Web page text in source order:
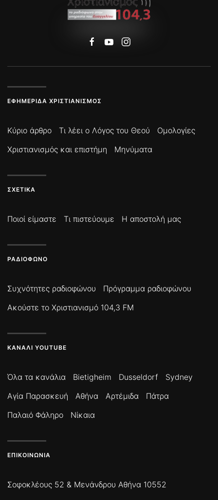
ΕΦΗΜΕΡΊΔΑ ΧΡΙΣΤΙΑΝΙΣΜΌΣ
Κύριο άρθρο Τι λέει ο Λόγος του Θεού
Ομολογίες
Χριστιανισμός και επιστήμη
Μηνύματα
ΣΧΕΤΙΚΆ
Ποιοί είμαστε Τι πιστεύουμε Η αποστολή μας
ΡΑΔΙΌΦΩΝΟ
Συχνότητες ραδιοφώνου
Πρόγραμμα ραδιοφώνου
Ακούστε το Χριστιανισμό 104,3 FM
ΚΑΝΆΛΙ YOUTUBE
Όλα τα κανάλια Bietigheim Dusseldorf
Sydney
Αγία Παρασκευή
Αθήνα Αρτέμιδα
Πάτρα
Παλαιό Φάληρο
Νίκαια
ΕΠΙΚΟΙΝΩΝΊΑ
Σοφοκλέους 52 & Μενάνδρου Αθήνα 10552